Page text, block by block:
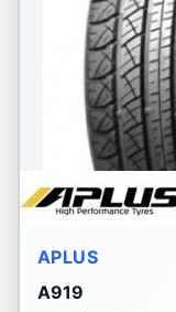
APLUS
A919